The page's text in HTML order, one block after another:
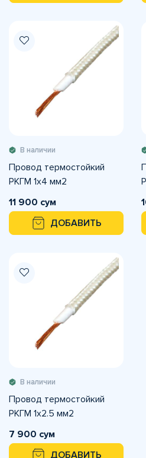
В наличии
Провод термостойкий
РКГМ 1х4 мм2
11 900 сум
ДОБАВИТЬ
В наличии
Провод термостойкий
РКГМ 1х2.5 мм2
7 900 сум
ДОБАВИТЬ